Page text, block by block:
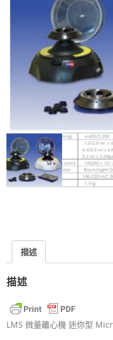
描述
描述
LMS 微量離心機 迷你型